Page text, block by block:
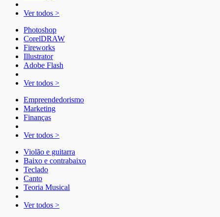
Ver todos >
Photoshop
CorelDRAW
Fireworks
Illustrator
Adobe Flash
Ver todos >
Empreendedorismo
Marketing
Finanças
Ver todos >
Violão e guitarra
Baixo e contrabaixo
Teclado
Canto
Teoria Musical
Ver todos >